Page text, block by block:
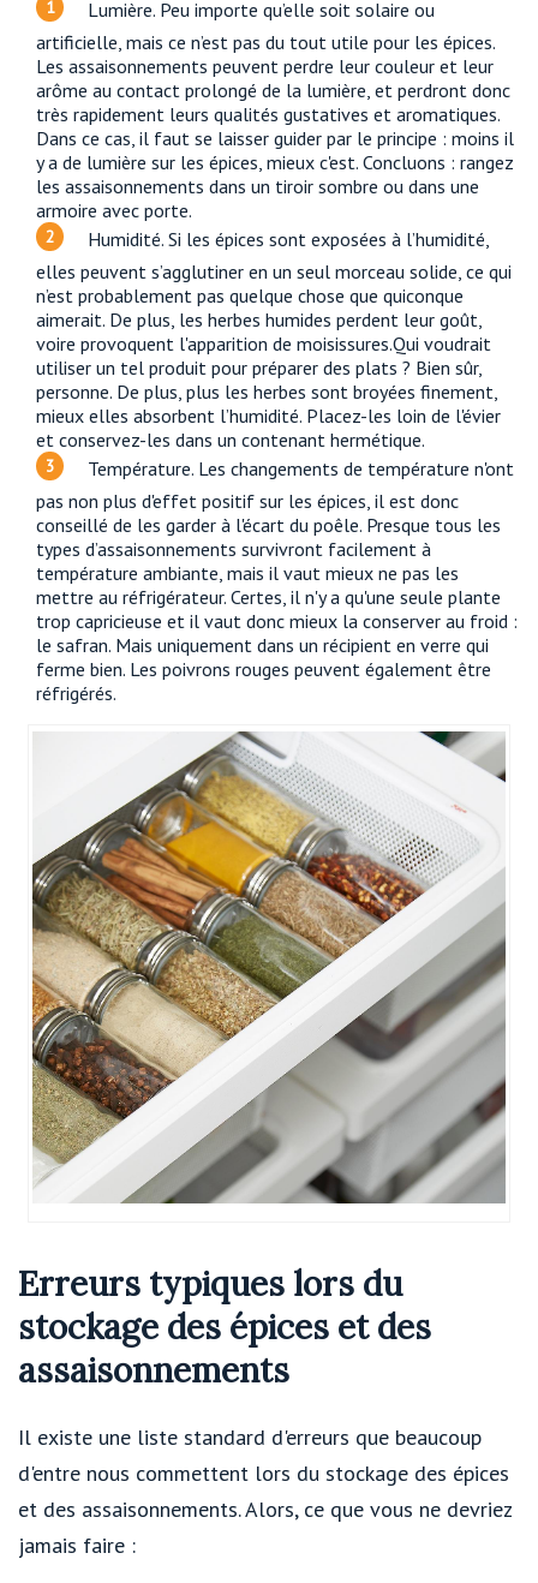
Lumière. Peu importe qu’elle soit solaire ou
artificielle, mais ce n’est pas du tout utile pour les épices.
Les assaisonnements peuvent perdre leur couleur et leur
arôme au contact prolongé de la lumière, et perdront donc
très rapidement leurs qualités gustatives et aromatiques.
Dans ce cas, il faut se laisser guider par le principe : moins il
y a de lumière sur les épices, mieux c'est. Concluons : rangez
les assaisonnements dans un tiroir sombre ou dans une
armoire avec porte.
Humidité. Si les épices sont exposées à l’humidité,
elles peuvent s’agglutiner en un seul morceau solide, ce qui
n’est probablement pas quelque chose que quiconque
aimerait. De plus, les herbes humides perdent leur goût,
voire provoquent l'apparition de moisissures.Qui voudrait
utiliser un tel produit pour préparer des plats ? Bien sûr,
personne. De plus, plus les herbes sont broyées finement,
mieux elles absorbent l’humidité. Placez-les loin de l'évier
et conservez-les dans un contenant hermétique.
Température. Les changements de température n'ont
pas non plus d'effet positif sur les épices, il est donc
conseillé de les garder à l'écart du poêle. Presque tous les
types d’assaisonnements survivront facilement à
température ambiante, mais il vaut mieux ne pas les
mettre au réfrigérateur. Certes, il n'y a qu'une seule plante
trop capricieuse et il vaut donc mieux la conserver au froid :
le safran. Mais uniquement dans un récipient en verre qui
ferme bien. Les poivrons rouges peuvent également être
réfrigérés.
Erreurs typiques lors du
stockage des épices et des
assaisonnements
Il existe une liste standard d'erreurs que beaucoup
d'entre nous commettent lors du stockage des épices
et des assaisonnements. Alors, ce que vous ne devriez
jamais faire :